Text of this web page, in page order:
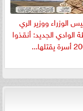
الوزراء ووزير الري
الجديد: أنقذوا
يقتلها...